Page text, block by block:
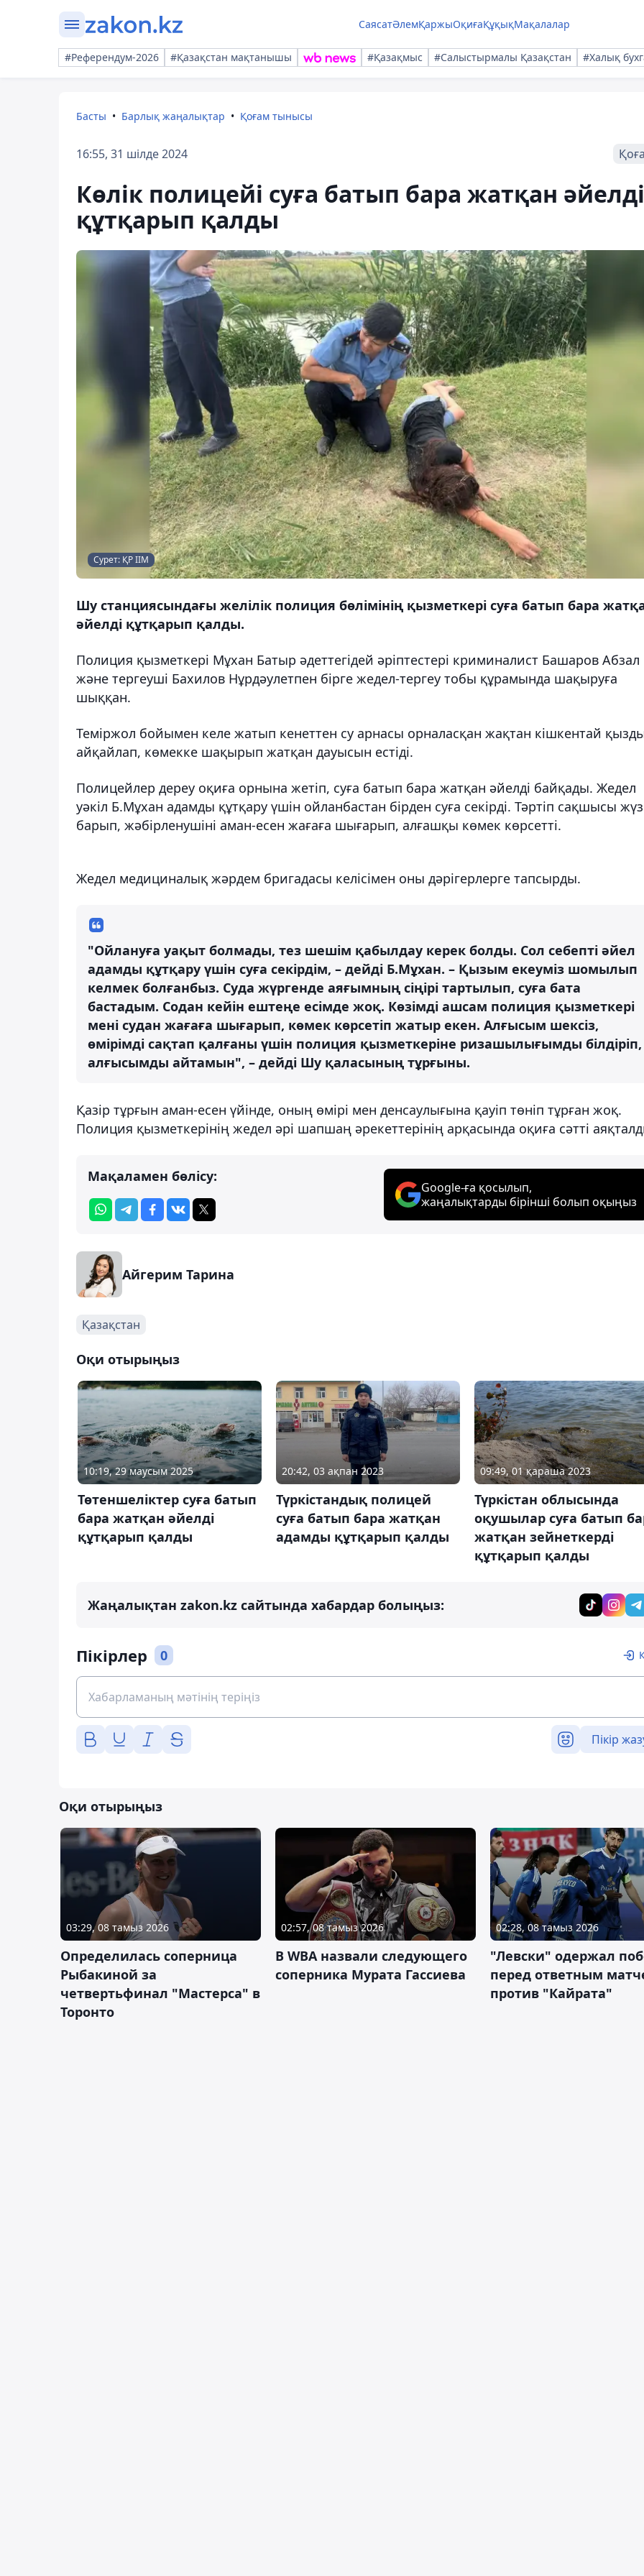
СаясатӘлемҚаржыОқиғаҚұқықМақалалар
#Референдум-2026 #Қазақстан мақтанышы #Қазақмыс #Салыстырмалы Қазақстан #Халық
Басты Барлық жаңалықтар Қоғам тынысы
16:55, 31 шілде 2024
Көлік полицейі суға батып бара жатқан әйелді
құтқарып қалды
Сурет: ҚР ІІМ
Шу станциясындағы желілік полиция бөлімінің қызметкері суға батып бара
әйелді құтқарып қалды.
Полиция қызметкері Мұхан Батыр әдеттегідей әріптестері криминалист Башаров Абзал
және тергеуші Бахилов Нұрдәулетпен бірге жедел-тергеу тобы құрамында шақыруға
шыққан.
Теміржол бойымен келе жатып кенеттен су арнасы орналасқан жақтан кішкентай
айқайлап, көмекке шақырып жатқан дауысын естіді.
Полицейлер дереу оқиға орнына жетіп, суға батып бара жатқан әйелді байқады. Жедел
уәкіл Б.Мұхан адамды құтқару үшін ойланбастан бірден суға секірді. Тәртіп сақшысы
барып, жәбірленушіні аман-есен жағаға шығарып, алғашқы көмек көрсетті.
Жедел медициналық жәрдем бригадасы келісімен оны дәрігерлерге тапсырды.
"Ойлануға уақыт болмады, тез шешім қабылдау керек болды. Сол себепті әйел
адамды құтқару үшін суға секірдім, – дейді Б.Мұхан. – Қызым екеуміз шомылып
келмек болғанбыз. Суда жүргенде аяғымның сіңірі тартылып, суға бата
бастадым. Содан кейін ештеңе есімде жоқ. Көзімді ашсам полиция қызметкері
мені судан жағаға шығарып, көмек көрсетіп жатыр екен. Алғысым шексіз,
өмірімді сақтап қалғаны үшін полиция қызметкеріне ризашылығымды білдіріп,
алғысымды айтамын", – дейді Шу қаласының тұрғыны.
Қазір тұрғын аман-есен үйінде, оның өмірі мен денсаулығына қауіп төніп тұрған жоқ.
Полиция қызметкерінің жедел әрі шапшаң әрекеттерінің арқасында оқиға сәтті
Мақаламен бөлісу:
Google-ға қосылып,
жаңалықтарды бірінші болып оқыңыз
Айгерим Тарина
Қазақстан
Оқи отырыңыз
10:19, 29 маусым 2025
Төтеншеліктер суға батып
бара жатқан әйелді
құтқарып қалды
20:42, 03 ақпан 2023
Түркістандық полицей
суға батып бара жатқан
адамды құтқарып қалды
09:49, 01 қараша 2023
Түркістан облысында
оқушылар суға батып
жатқан зейнеткерді
құтқарып қалды
Жаңалықтан zakon.kz сайтында хабардар болыңыз:
Пікірлер 0
Пікір
Оқи отырыңыз
03:29, 08 тамыз 2026
Определилась соперница
Рыбакиной за
четвертьфинал "Мастерса" в
Торонто
02:57, 08 тамыз 2026
В WBA назвали следующего
соперника Мурата Гассиева
02:28, 08 тамыз 2026
"Левски" одержал
перед ответным
против "Кайрата"